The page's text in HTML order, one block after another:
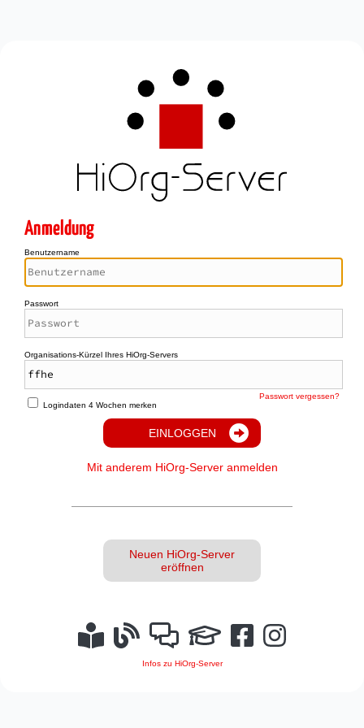
Anmeldung
Benutzername
Passwort
Organisations-Kürzel Ihres HiOrg-Servers
Logindaten 4 Wochen merken
Passwort vergessen?
EINLOGGEN
Mit anderem HiOrg-Server anmelden
Neuen HiOrg-Server
eröffnen
Infos zu HiOrg-Server